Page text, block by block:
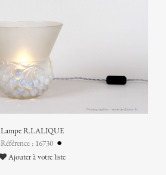
Lampe R.LALIQUE
Référence : 16730
Ajouter à votre liste